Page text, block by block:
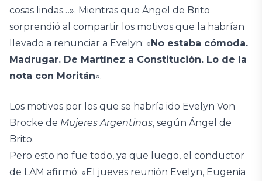
cosas lindas…». Mientras que Ángel de Brito
sorprendió al compartir los motivos que la habrían
llevado a renunciar a Evelyn: «No estaba cómoda.
Madrugar. De Martínez a Constitución. Lo de la
nota con Moritán«.
Los motivos por los que se habría ido Evelyn Von
Brocke de Mujeres Argentinas, según Ángel de
Brito.
Pero esto no fue todo, ya que luego, el conductor
de LAM afirmó: «El jueves reunión Evelyn, Eugenia